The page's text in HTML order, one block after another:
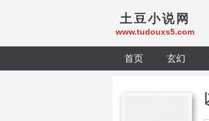
土豆小说网
www.tudouxs5.com
首页 玄幻